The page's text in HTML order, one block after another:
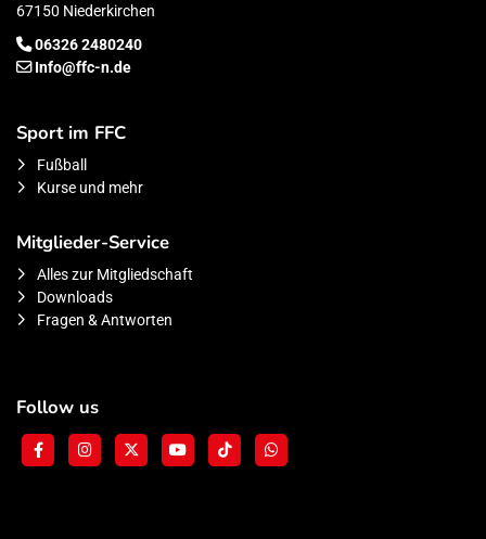
67150 Niederkirchen
06326 2480240
Info@ffc-n.de
Sport im FFC
Fußball
Kurse und mehr
Mitglieder-Service
Alles zur Mitgliedschaft
Downloads
Fragen & Antworten
Follow us